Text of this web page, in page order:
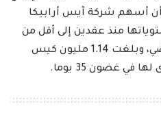
أن أسهم شركة آيس أرابيكا
منذ عقدين إلى أقل من
مليون كيس في فبراير المنقضي، وبلغت 1.14 مليون كيس
في غضون 35 يوما.